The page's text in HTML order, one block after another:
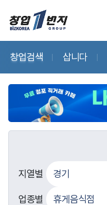
창업검색 삽니다
지열별
업종별